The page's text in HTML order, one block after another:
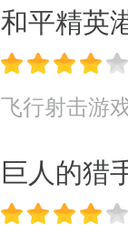
和平精英
飞行射击游
巨人的猎